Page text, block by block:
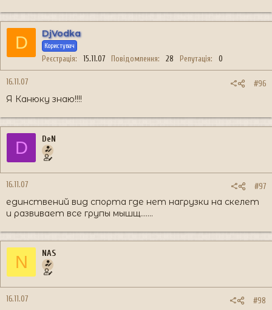
D DjVodka
Користувач
Реєстрація 15.11.07 Повідомлення 28 Репутація 0
16.11.07 #96
Я Канюку знаю!!!!
D DeN
16.11.07 #97
единствений вид спорта где нет нагрузки на скелет
и развивает все групы мышщ.......
N NAS
16.11.07 #98